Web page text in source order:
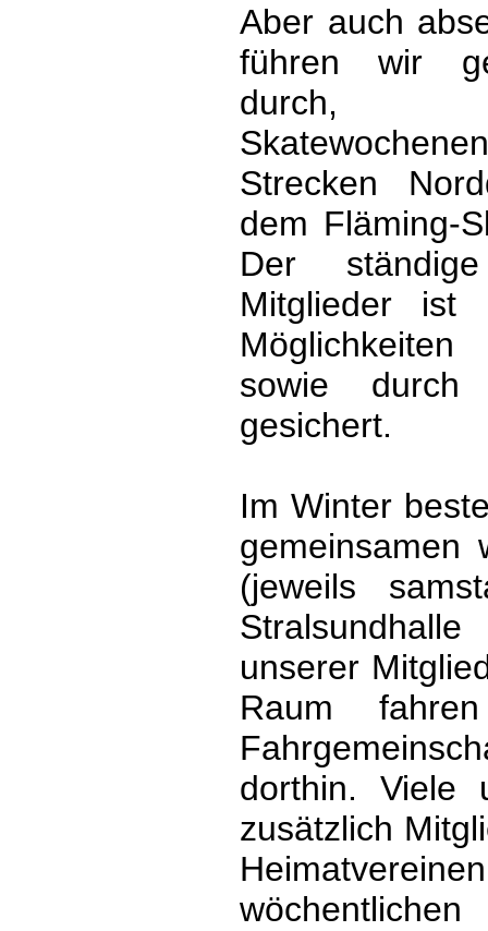
Aber auch
führen wir
durch,
Strecken
dem Fläming-
Der
Mitglieder ist
sowie durch
gesichert.
Im Winter
gemeinsamen
(jeweils
unserer
Raum
dorthin. Viele
zusätzlich